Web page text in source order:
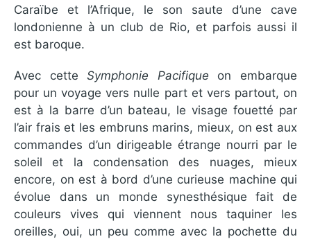
Caraïbe et l’Afrique, le son saute d’une cave
londonienne à un club de Rio, et parfois aussi il
est baroque.
Avec cette Symphonie Pacifique on embarque
pour un voyage vers nulle part et vers partout, on
est à la barre d’un bateau, le visage fouetté par
l’air frais et les embruns marins, mieux, on est aux
commandes d’un dirigeable étrange nourri par le
soleil et la condensation des nuages, mieux
encore, on est à bord d’une curieuse machine qui
évolue dans un monde synesthésique fait de
couleurs vives qui viennent nous taquiner les
oreilles, oui, un peu comme avec la pochette du